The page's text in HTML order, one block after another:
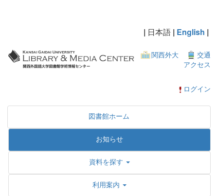
| 日本語 | English |
関西外大
交通
アクセス
ログイン
図書館ホーム
お知らせ
資料を探す
利用案内